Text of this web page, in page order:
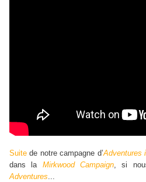
Suite de notre campagne d’Adventures
dans la Mirkwood Campaign, si
Adventures...